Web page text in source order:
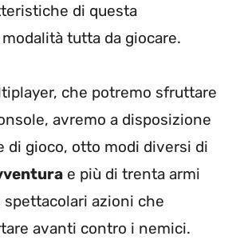
di questa
tutta da giocare.
che potremo sfruttare
avremo a disposizione
di gioco, otto modi diversi di
e più di trenta armi
azioni che
avanti contro i nemici.